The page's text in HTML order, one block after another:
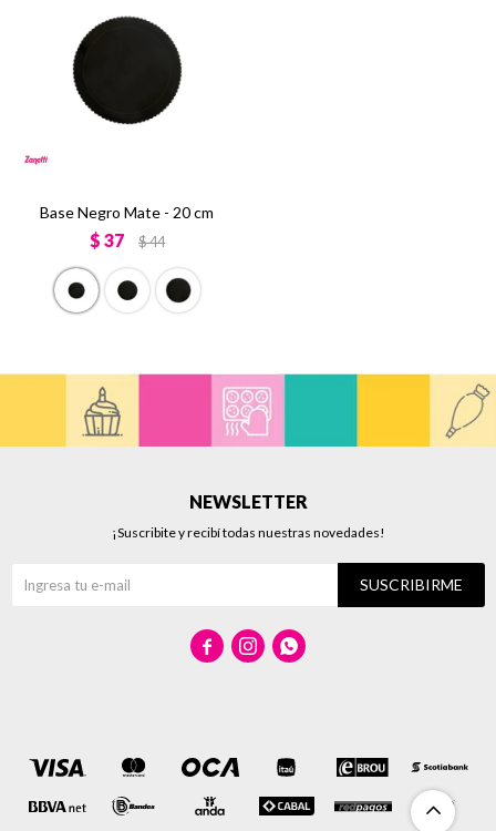
Base Negro Mate - 20 cm
$ 37 $44
NEWSLETTER
¡Suscribite y recibí todas nuestras novedades!
SUSCRIBIRME
  